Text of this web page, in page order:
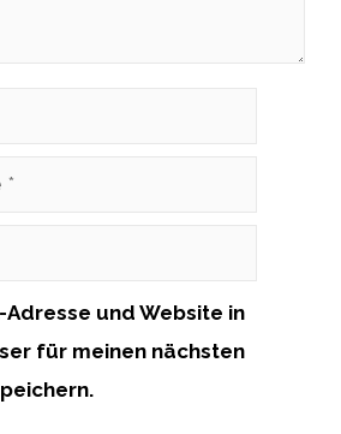
Adresse und Website in
für meinen nächsten